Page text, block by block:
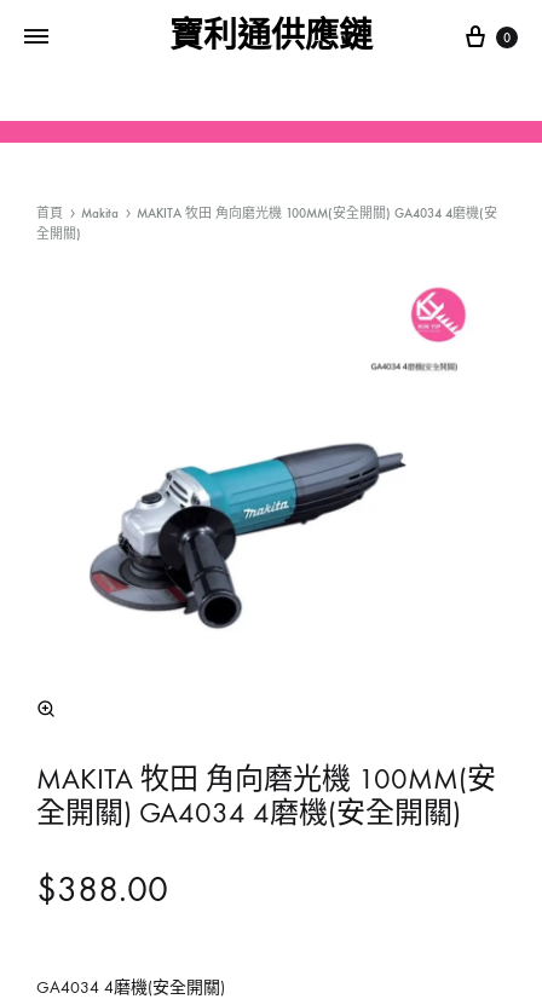
寶利通供應鏈 0
首頁 Makita
MAKITA 牧田 角向磨光機 100MM(安全開關) GA4034 4磨機(安
全開關)
MAKITA 牧田 角向磨光機 100MM(安
全開關) GA4034 4磨機(安全開關)
$388.00
GA4034 4磨機(安全開關)